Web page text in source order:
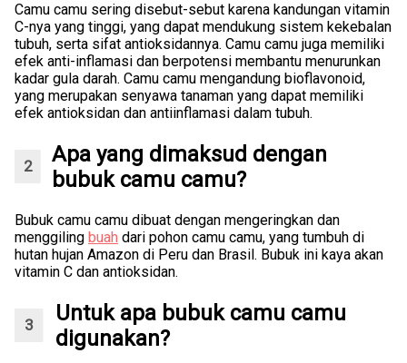
Camu camu sering disebut-sebut karena kandungan vitamin
C-nya yang tinggi, yang dapat mendukung sistem kekebalan
tubuh, serta sifat antioksidannya. Camu camu juga memiliki
efek anti-inflamasi dan berpotensi membantu menurunkan
kadar gula darah. Camu camu mengandung bioflavonoid,
yang merupakan senyawa tanaman yang dapat memiliki
efek antioksidan dan antiinflamasi dalam tubuh.
Apa yang dimaksud dengan
bubuk camu camu?
Bubuk camu camu dibuat dengan mengeringkan dan
menggiling buah dari pohon camu camu, yang tumbuh di
hutan hujan Amazon di Peru dan Brasil. Bubuk ini kaya akan
vitamin C dan antioksidan.
Untuk apa bubuk camu camu
digunakan?